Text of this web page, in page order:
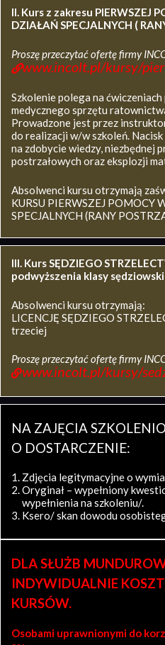
II. Kurs z zakresu PIERWSZEJ
DZIAŁAŃ SPECJALNYCH (
Proszę przeczytać ofertę firmy
www.incolt.pl/kursy/
Szkolenie polega na
medycznego sprzętu
Prowadzone jest przez
do realizacji w/w szkoleń.
na zdobycie wiedzy, niezbędnej
postrzałowych oraz eksplozji
Absolwenci kursu otrzymają
KURSU PIERWSZEJ POMOCY
SPECJALNYCH (RANY
III. Kurs SĘDZIEGO
podwyższenia klasy
Absolwenci kursu otrzymają:
LICENCJĘ SĘDZIEGO
trzeciej
Proszę przeczytać ofertę firmy
www.incolt.pl/kursy/
NA ZAJĘCIA
O DOSTARCZENIE:
Zdjęcia legitymacyjne o
Oryginał – wypełniony
wypełnienia na szkoleniu/.
Ksero/ skan dowodu
DLA SŁUŻB
INDYWIDUALNIE
KURSÓW.
Osobami uprawnionymi do